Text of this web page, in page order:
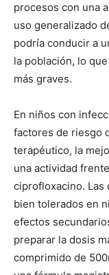
procesos con una
uso generalizado
podría conducir a
la población, lo
más graves.
En niños con
factores de riesgo
terapéutico, la
una actividad
ciprofloxacino. Las
bien tolerados en
efectos
preparar la dosis
comprimido de